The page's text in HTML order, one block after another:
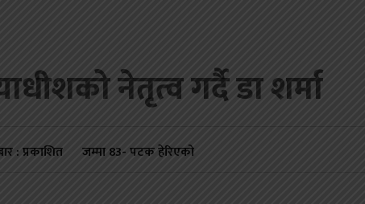
नेतृत्व गर्दै डा शर्मा
: प्रकाशित जम्मा83- पटक हेरिएको